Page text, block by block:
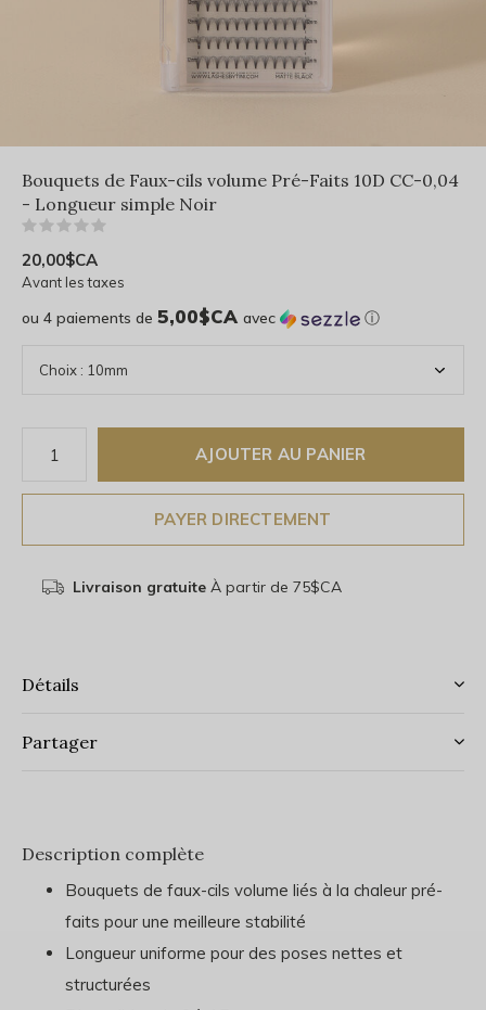
Bouquets de Faux-cils volume Pré-Faits 10D CC-0,04
- Longueur simple Noir
20,00$CA
Avant les taxes
ou 4 paiements de 5,00$CA avec ⓘ
AJOUTER AU PANIER
PAYER DIRECTEMENT
Livraison gratuiteÀ partir de 75$CA
Détails
Partager
Description complète
Bouquets de faux-cils volume liés à la chaleur pré-
faits pour une meilleure stabilité
Longueur uniforme pour des poses nettes et
structurées